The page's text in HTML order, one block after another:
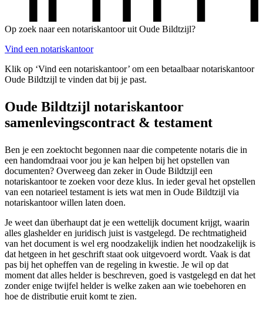
Op zoek naar een notariskantoor uit Oude Bildtzijl?
Vind een notariskantoor
Klik op ‘Vind een notariskantoor’ om een betaalbaar notariskantoor
Oude Bildtzijl te vinden dat bij je past.
Oude Bildtzijl notariskantoor
samenlevingscontract & testament
Ben je een zoektocht begonnen naar die competente notaris die in
een handomdraai voor jou je kan helpen bij het opstellen van
documenten? Overweeg dan zeker in Oude Bildtzijl een
notariskantoor te zoeken voor deze klus. In ieder geval het opstellen
van een notarieel testament is iets wat men in Oude Bildtzijl via
notariskantoor willen laten doen.
Je weet dan überhaupt dat je een wettelijk document krijgt, waarin
alles glashelder en juridisch juist is vastgelegd. De rechtmatigheid
van het document is wel erg noodzakelijk indien het noodzakelijk is
dat hetgeen in het geschrift staat ook uitgevoerd wordt. Vaak is dat
pas bij het opheffen van de regeling in kwestie. Je wil op dat
moment dat alles helder is beschreven, goed is vastgelegd en dat het
zonder enige twijfel helder is welke zaken aan wie toebehoren en
hoe de distributie eruit komt te zien.